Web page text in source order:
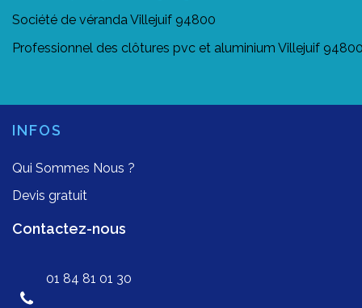
Société de véranda Villejuif 94800
Professionnel des clôtures pvc et aluminium Villejuif
INFOS
Qui Sommes Nous ?
Devis gratuit
Contactez-nous
01 84 81 01 30